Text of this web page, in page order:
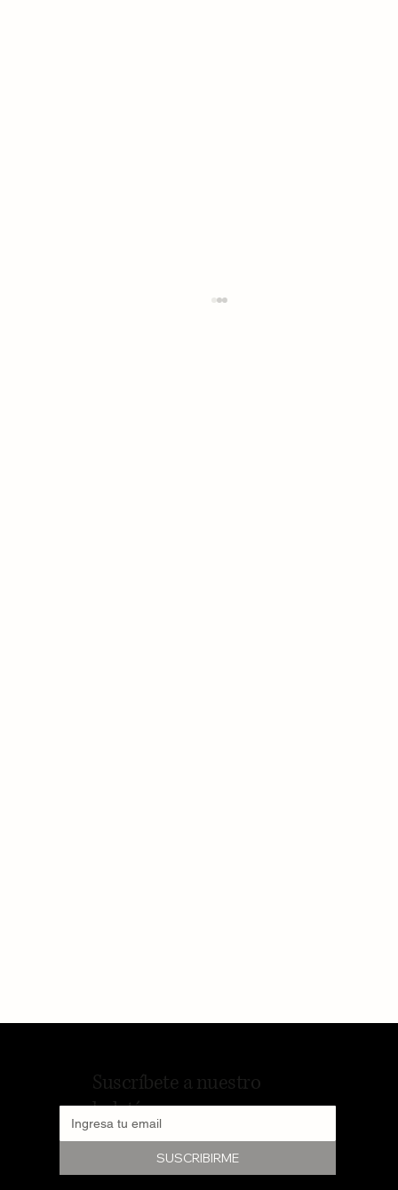
Suscríbete a nuestro
boletín
SUSCRIBIRME